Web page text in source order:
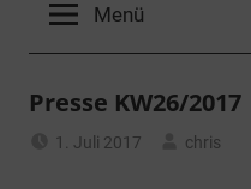
Menü
Presse KW26/2017
1. Juli 2017
chris